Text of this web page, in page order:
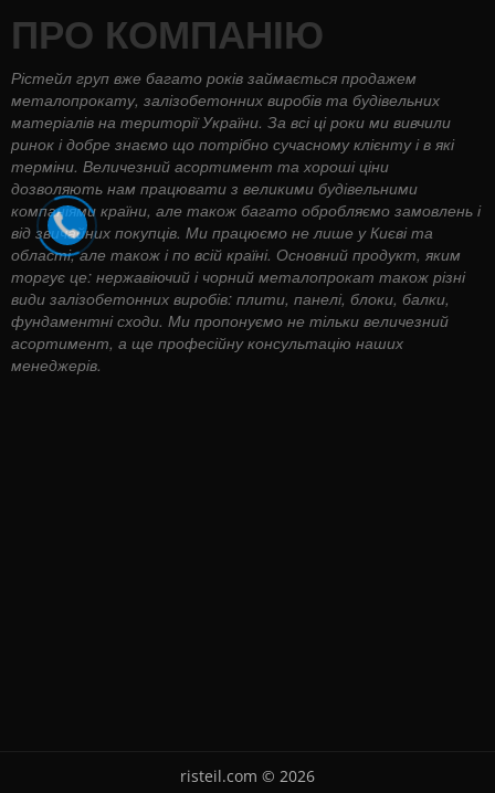
ПРО КОМПАНІЮ
Рістейл груп вже багато років займається продажем
металопрокату, залізобетонних виробів та будівельних
матеріалів на території України. За всі ці роки ми вивчили
ринок і добре знаємо що потрібно сучасному клієнту і в які
терміни. Величезний асортимент та хороші ціни
дозволяють нам працювати з великими будівельними
компаніями країни, але також багато обробляємо замовлень і
від звичайних покупців. Ми працюємо не лише у Києві та
області, але також і по всій країні. Основний продукт, яким
торгує це: нержавіючий і чорний металопрокат також різні
види залізобетонних виробів: плити, панелі, блоки, балки,
фундаментні сходи. Ми пропонуємо не тільки величезний
асортимент, а ще професійну консультацію наших
менеджерів.
risteil.com © 2026